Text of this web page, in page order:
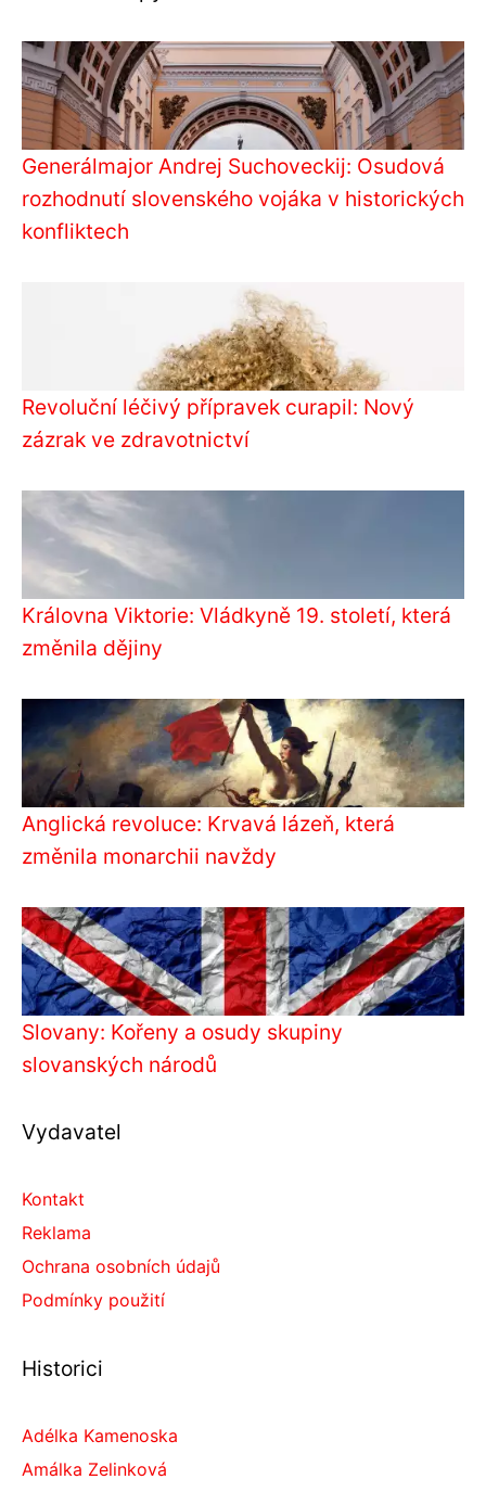
Generálmajor Andrej Suchoveckij: Osudová
rozhodnutí slovenského vojáka v historických
konfliktech
Revoluční léčivý přípravek curapil: Nový
zázrak ve zdravotnictví
Královna Viktorie: Vládkyně 19. století, která
změnila dějiny
Anglická revoluce: Krvavá lázeň, která
změnila monarchii navždy
Slovany: Kořeny a osudy skupiny
slovanských národů
Vydavatel
Kontakt
Reklama
Ochrana osobních údajů
Podmínky použití
Historici
Adélka Kamenoska
Amálka Zelinková